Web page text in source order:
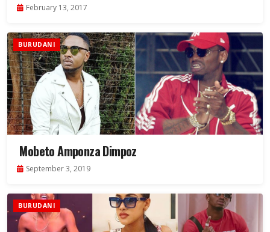
February 13, 2017
BURUDANI
Mobeto Amponza Dimpoz
September 3, 2019
BURUDANI